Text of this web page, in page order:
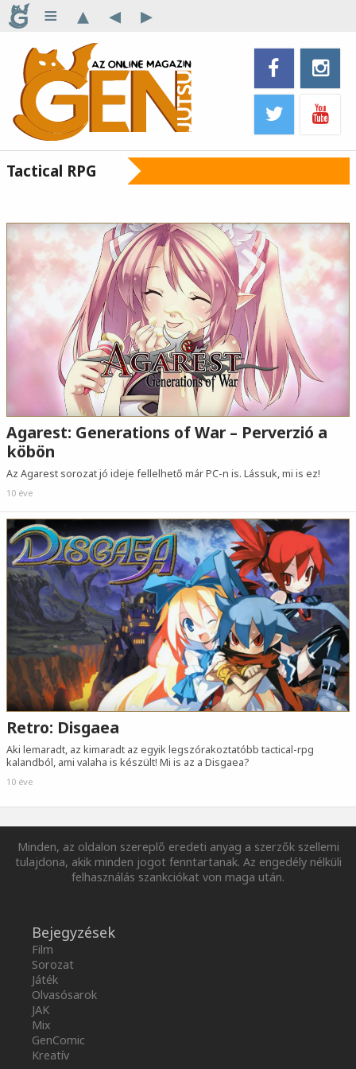
≡ ▴ ◂ ▸
Tactical RPG
Agarest: Generations of War – Perverzió a
köbön
Az Agarest sorozat jó ideje fellelhető már PC-n is. Lássuk, mi is ez!
10 éve
Retro: Disgaea
Aki lemaradt, az kimaradt az egyik legszórakoztatóbb tactical-rpg
kalandból, ami valaha is készült! Mi is az a Disgaea?
10 éve
Minden, az oldalon szereplő eredeti anyag a szerzők szellemi
tulajdona, akik minden jogot fenntartanak. Az engedély nélküli
felhasználás szankciókat von maga után.
Bejegyzések
Film
Sorozat
Játék
Olvasósarok
JAK
Mix
GenComic
Kreatív